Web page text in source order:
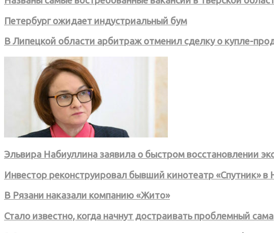
Петербург ожидает индустриальный бум
В Липецкой области арбитраж отменил сделку о купле-
Эльвира Набиуллина заявила о быстром восстановлении
Инвестор реконструировал бывший кинотеатр «Спутник»
В Рязани наказали компанию «Жито»
Стало известно, когда начнут достраивать проблемный